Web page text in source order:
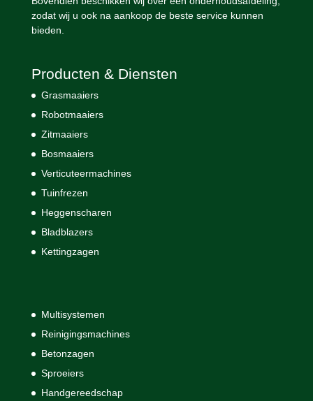
zodat wij u ook na aankoop de beste service kunnen
bieden.
Producten & Diensten
Grasmaaiers
Robotmaaiers
Zitmaaiers
Bosmaaiers
Verticuteermachines
Tuinfrezen
Heggenscharen
Bladblazers
Kettingzagen
Multisystemen
Reinigingsmachines
Betonzagen
Sproeiers
Handgereedschap